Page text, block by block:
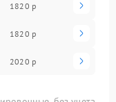
1820 р
1820 р
2020 р